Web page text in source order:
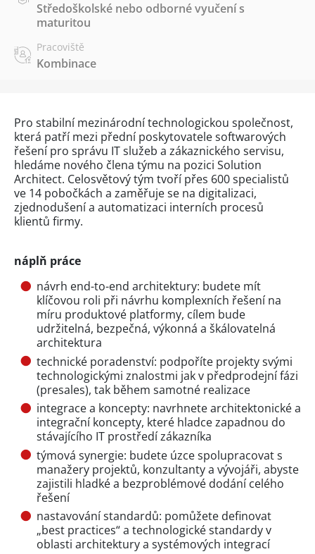
Středoškolské nebo odborné vyučení s
maturitou
Pracoviště
Kombinace
Pro stabilní mezinárodní technologickou společnost,
která patří mezi přední poskytovatele softwarových
řešení pro správu IT služeb a zákaznického servisu,
hledáme nového člena týmu na pozici Solution
Architect. Celosvětový tým tvoří přes 600 specialistů
ve 14 pobočkách a zaměřuje se na digitalizaci,
zjednodušení a automatizaci interních procesů
klientů firmy.
náplň práce
návrh end-to-end architektury: budete mít
klíčovou roli při návrhu komplexních řešení na
míru produktové platformy, cílem bude
udržitelná, bezpečná, výkonná a škálovatelná
architektura
technické poradenství: podpoříte projekty svými
technologickými znalostmi jak v předprodejní fázi
(presales), tak během samotné realizace
integrace a koncepty: navrhnete architektonické a
integrační koncepty, které hladce zapadnou do
stávajícího IT prostředí zákazníka
týmová synergie: budete úzce spolupracovat s
manažery projektů, konzultanty a vývojáři, abyste
zajistili hladké a bezproblémové dodání celého
řešení
nastavování standardů: pomůžete definovat
„best practices“ a technologické standardy v
oblasti architektury a systémových integrací